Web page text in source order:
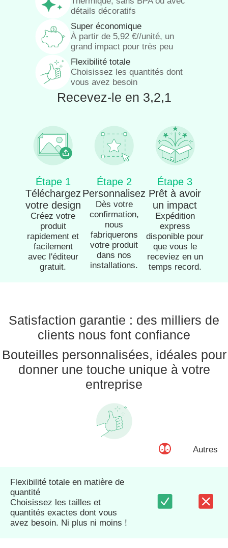
détails décoratifs
Super économique
À partir de 5,92 €//unité, un
grand impact pour très peu
Flexibilité totale
Choisissez les quantités dont
vous avez besoin
Recevez-le en 3,2,1
Étape 1
Téléchargez
votre design
Créez votre
produit
rapidement et
facilement
avec l'éditeur
gratuit.
Étape 2
Personnalisez
Dès votre
confirmation,
nous
fabriquerons
votre produit
dans nos
installations.
Étape 3
Prêt à avoir
un impact
Expédition
express
disponible pour
que vous le
receviez en un
temps record.
Satisfaction garantie : des milliers de
clients nous font confiance
Bouteilles personnalisées, idéales pour
donner une touche unique à votre
entreprise
Autres
Flexibilité totale en matière de
quantité
Choisissez les tailles et
quantités exactes dont vous
avez besoin. Ni plus ni moins !